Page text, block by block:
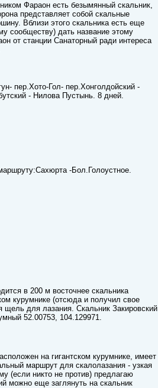
Фараон есть безымянный скальник,
представляет собой скальные
Вблизи этого скальника есть еще
сообществу) дать название этому
от станции Санаторный ради интереса
пер.Хото-Гол- пер.Хонголдойский -
- Нилова Пустынь. 8 дней.
-Бол.Голоустное.
в 200 м восточнее скальника
курумнике (отсюда и получил свое
для лазания. Скальник Закировский
52.00753, 104.129971.
на гигантском курумнике, имеет
маршрут для скалолазания - узкая
(если никто не против) предлагаю
можно еще заглянуть на скальник